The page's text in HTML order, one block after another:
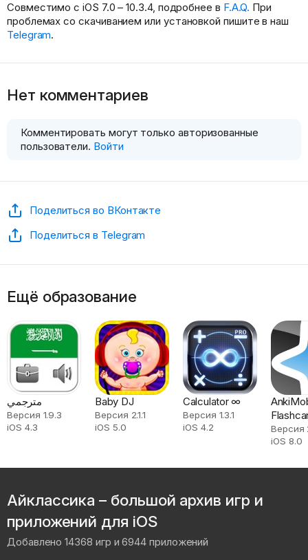
Совместимо с iOS 7.0 – 10.3.4, подробнее в F.A.Q. При
проблемах со скачиванием или установкой пишите в наш
Telegram.
Нет комментариев
Комментировать могут только авторизованные
пользователи. Войти
Поделиться во ВКонтакте
Поделиться в Telegram
Ещё образование
مترجمي
Версия 1.9.3
iOS 4.3
Baby DJ
Версия 2.1.1
iOS 5.0
Calculator ∞
Версия 1.3.1
iOS 4.2
Версия
iOS 8.0
Айклассика – большой архив игр и
приложений для iOS
Добавлено 14368 игр и 6944 приложений